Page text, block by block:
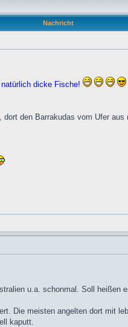
Nachricht
dicke Fische!
den Barrakudas vom Ufer aus
u.a. schonmal. Soll heißen
Die meisten angelten dort mit
kaputt.